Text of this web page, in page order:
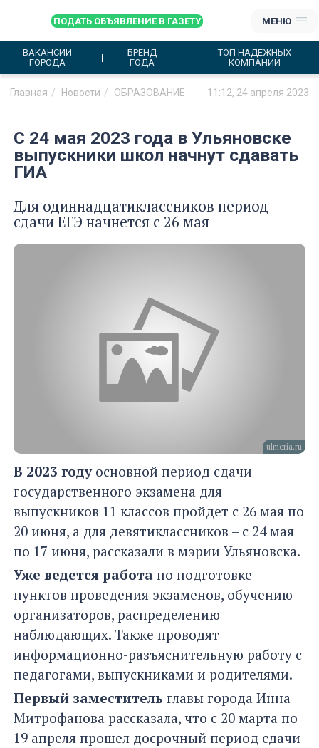
ПОДАТЬ ОБЪЯВЛЕНИЕ В ГАЗЕТУ МЕНЮ
ВАКАНСИИ
ГОРОДА
БРЕНД
ГОДА
ТОП НАДЕЖНЫХ
КОМПАНИЙ
Главная Новости ОБРАЗОВАНИЕ 11:12, 24 апреля 2023
С 24 мая 2023 года в Ульяновске
выпускники школ начнут сдавать
ГИА
Для одиннадцатиклассников период
сдачи ЕГЭ начнется с 26 мая
ulmeria.ru
В 2023 году основной период сдачи
государственного экзамена для
выпускников 11 классов пройдет с 26 мая по
20 июня, а для девятиклассников – с 24 мая
по 17 июня, рассказали в мэрии Ульяновска.
Уже ведется работа по подготовке
пунктов проведения экзаменов, обучению
организаторов, распределению
наблюдающих. Также проводят
информационно-разъяснительную работу с
педагогами, выпускниками и родителями.
Первый заместитель главы города Инна
Митрофанова рассказала, что с 20 марта по
19 апреля прошел досрочный период сдачи